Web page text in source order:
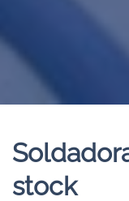
stock